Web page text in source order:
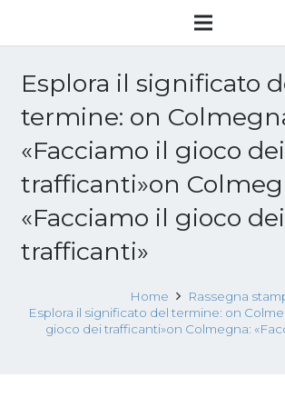
Esplora il significato
termine: on
«Facciamo il gioco dei
trafficanti»on
«Facciamo il gioco dei
trafficanti»
Home Rassegna
Esplora il significato del termine: on
gioco dei trafficanti»on Colmegna: